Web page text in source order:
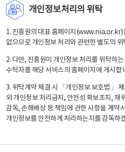
개인정보처리의 위탁
1. 진흥원의 대표 홈페이지(www.nia.or.kr)
없으므로 개인정보 처리와 관련한 별도의
2. 다만, 진흥원이 개인정보 처리를 위탁하
수탁자를 해당 서비스의 홈페이지에 게시합
3. 위탁계약 체결 시 「개인정보 보호법」
외 개인정보 처리금지, 안전성 확보조치, 재
감독, 손해배상 등 책임에 관한 사항을 계약
개인정보를 안전하게 처리하는지를 감독하